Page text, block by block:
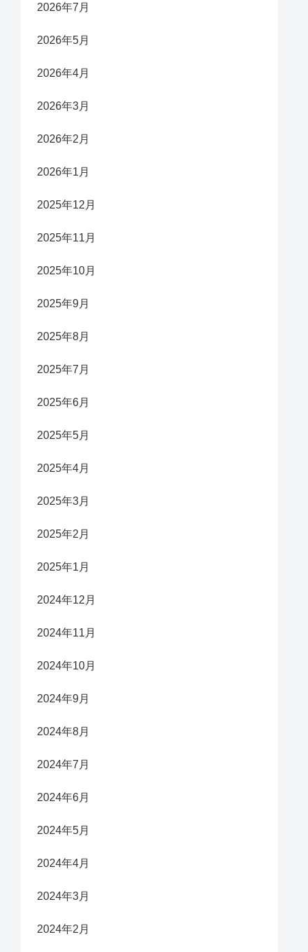
2026年7月
2026年5月
2026年4月
2026年3月
2026年2月
2026年1月
2025年12月
2025年11月
2025年10月
2025年9月
2025年8月
2025年7月
2025年6月
2025年5月
2025年4月
2025年3月
2025年2月
2025年1月
2024年12月
2024年11月
2024年10月
2024年9月
2024年8月
2024年7月
2024年6月
2024年5月
2024年4月
2024年3月
2024年2月